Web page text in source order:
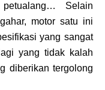
Selain
motor satu ini
yang sangat
yang tidak kalah
diberikan tergolong